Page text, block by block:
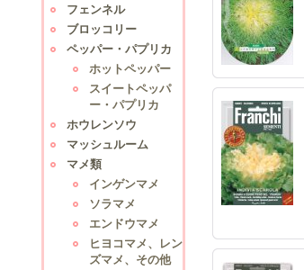
フェンネル
ブロッコリー
ペッパー・パプリカ
ホットペッパー
スイートペッパ
ー・パプリカ
ホウレンソウ
マッシュルーム
マメ類
インゲンマメ
ソラマメ
エンドウマメ
ヒヨコマメ、レン
ズマメ、その他